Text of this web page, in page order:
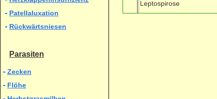
- Patellaluxation
- Rückwärtsniesen
Parasiten
- Zecken
- Flöhe
Leptospirose